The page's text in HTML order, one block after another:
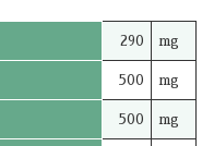
290 mg
500 mg
500 mg